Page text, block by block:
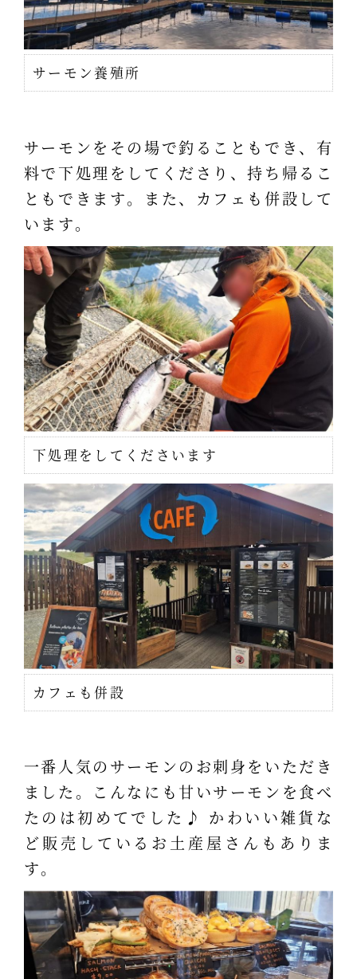
サーモン養殖所
サーモンをその場で釣ることもでき、有
料で下処理をしてくださり、持ち帰るこ
ともできます。また、カフェも併設して
います。
下処理をしてくださいます
カフェも併設
一番人気のサーモンのお刺身をいただき
ました。こんなにも甘いサーモンを食べ
たのは初めてでした♪ かわいい雑貨な
ど販売しているお土産屋さんもありま
す。